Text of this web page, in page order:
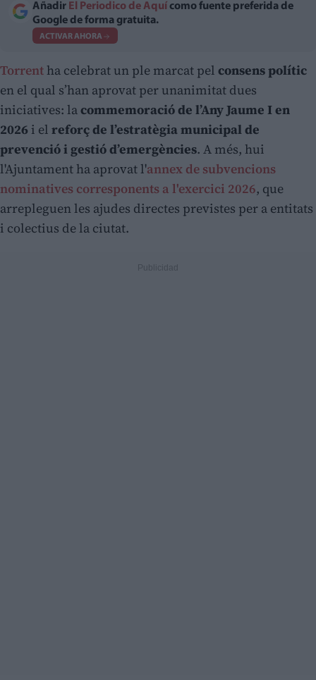
Añadir El Periodico de Aquí como fuente preferida de
Google de forma gratuita.
ACTIVAR AHORA
Torrent ha celebrat un ple marcat pel consens polític
en el qual s’han aprovat per unanimitat dues
iniciatives: lacommemoració de l’Any Jaume I en
2026 i el reforç de l’estratègia municipal de
prevenció i gestió d’emergències. A més, hui
l'Ajuntament ha aprovat l'annex de subvencions
nominatives corresponents a l'exercici 2026, que
arrepleguen les ajudes directes previstes per a entitats
i colectius de la ciutat.